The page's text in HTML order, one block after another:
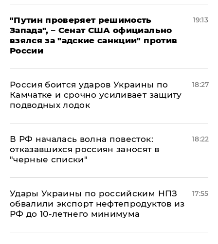
"Путин проверяет решимость
Запада", – Сенат США официально
взялся за "адские санкции" против
России
19:13
Россия боится ударов Украины по
Камчатке и срочно усиливает защиту
подводных лодок
18:27
​В РФ началась волна повесток:
отказавшихся россиян заносят в
"черные списки"
18:22
Удары Украины по российским НПЗ
обвалили экспорт нефтепродуктов из
РФ до 10-летнего минимума
17:55